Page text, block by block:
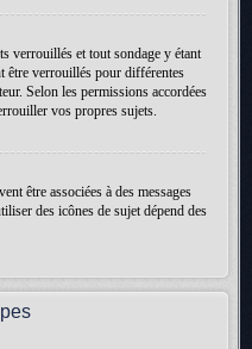
verrouillés et tout sondage y étant
être verrouillés pour différentes
Selon les permissions accordées
vos propres sujets.
être associées à des messages
des icônes de sujet dépend des